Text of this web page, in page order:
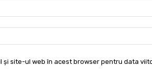
și site-ul web în acest browser pentru data